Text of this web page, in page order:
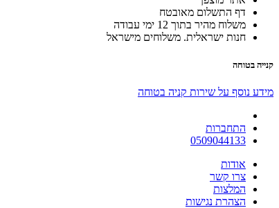
דף התשלום מאובטח
משלוח מהיר בתוך 12 ימי עבודה
חנות ישראלית. משלוחים מישראל
קנייה בטוחה
מידע נוסף על שירות קניה בטוחה
התחברות
0509044133
אודות
צרו קשר
המלצות
הצהרת נגישות